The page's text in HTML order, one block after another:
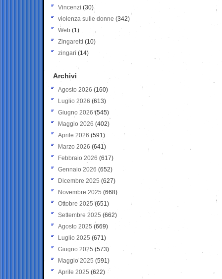
Vincenzi (30)
violenza sulle donne (342)
Web (1)
Zingaretti (10)
zingari (14)
Archivi
Agosto 2026 (160)
Luglio 2026 (613)
Giugno 2026 (545)
Maggio 2026 (402)
Aprile 2026 (591)
Marzo 2026 (641)
Febbraio 2026 (617)
Gennaio 2026 (652)
Dicembre 2025 (627)
Novembre 2025 (668)
Ottobre 2025 (651)
Settembre 2025 (662)
Agosto 2025 (669)
Luglio 2025 (671)
Giugno 2025 (573)
Maggio 2025 (591)
Aprile 2025 (622)